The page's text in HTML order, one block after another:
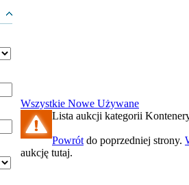
Wszystkie Nowe Używane
Lista aukcji kategorii
Powrót do poprzedniej strony.
aukcję tutaj.